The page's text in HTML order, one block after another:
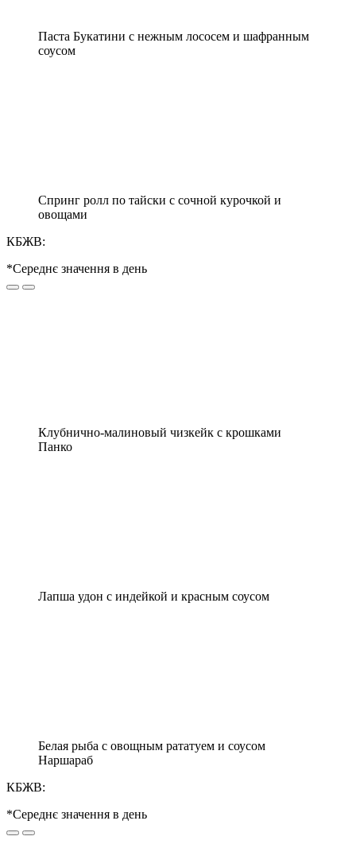
Паста Букатини с нежным лососем и шафранным
соусом
Спринг ролл по тайски с сочной курочкой и
овощами
КБЖВ:
*Середнє значення в день
Клубнично-малиновый чизкейк с крошками
Панко
Лапша удон с индейкой и красным соусом
Белая рыба с овощным рататуем и соусом
Наршараб
КБЖВ:
*Середнє значення в день